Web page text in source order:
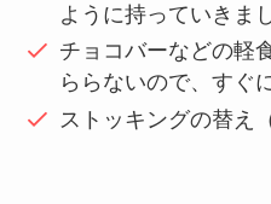
ように持っていきま
チョコバーなどの軽
ららないので、すぐ
ストッキングの替え